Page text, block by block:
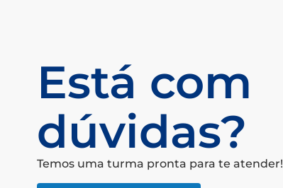
Está com
dúvidas?
Temos uma turma pronta para te atender!